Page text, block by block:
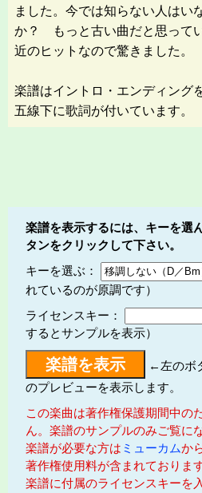
ました。今では知らない人はい
か？ もっと古い曲だと思って
近のヒットなので驚きました。
楽譜はイントロ・エンディング
五線下に歌詞が付いています。
楽譜を表示するには、キーを選
タンをクリックして下さい。
キーを選ぶ：
れているのが原調です）
ライセンスキー：
するとサンプルを表示）
←左のボ
のプレビューを表示します。
この楽曲は著作権保護期間中の
ん。楽譜のサンプルのみご覧に
楽譜が必要な方は ミューカムか
著作権使用料が含まれております
楽譜に付属のライセンスキーを